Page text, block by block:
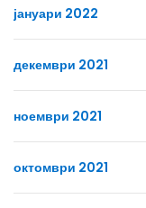
јануари 2022
декември 2021
ноември 2021
октомври 2021